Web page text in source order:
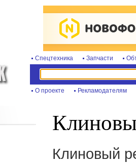
Спецтехника Запчасти
О проекте Рекламодателям
Клиновый